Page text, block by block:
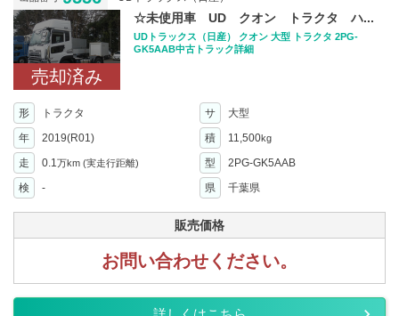
売却済み
☆未使用車 UD クオン トラクタ ハ...
UDトラックス（日産） クオン 大型 トラクタ 2PG-
GK5AAB中古トラック詳細
形 トラクタ サ
大型
年
2019(R01) 積 11,500kg
走 0.1万km (実走行距離) 型
2PG-GK5AAB
検
- 県 千葉県
販売価格
お問い合わせください。